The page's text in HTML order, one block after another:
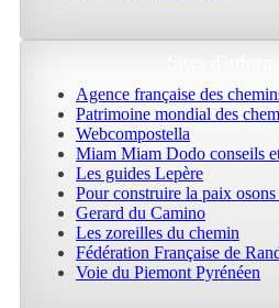
Agence française des
Patrimoine mondial des
Webcompostella
Miam Miam Dodo conseils
Les guides Lepère
Pour construire la paix
Gerard du Camino
Les zoreilles du chemin
Fédération Française de
Voie du Piemont Pyrénéen